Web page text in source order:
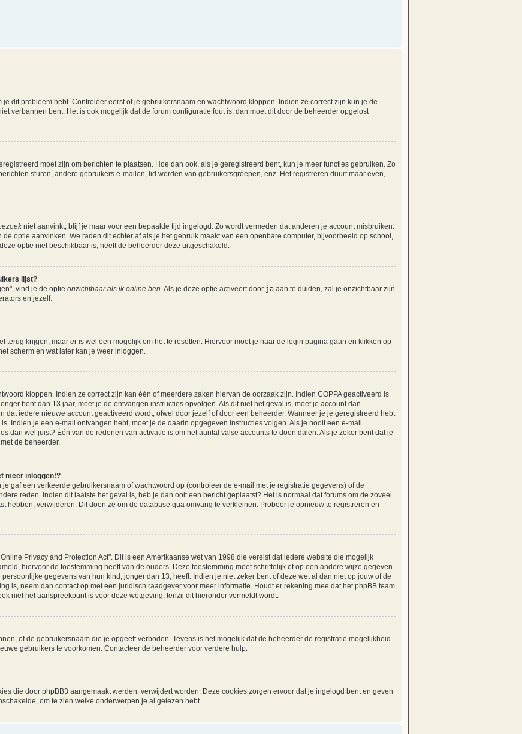
dit probleem hebt. Controleer eerst of je gebruikersnaam en wachtwoord kloppen. Indien ze correct zijn kun je de
verbannen bent. Het is ook mogelijk dat de forum configuratie fout is, dan moet dit door de beheerder opgelost
moet zijn om berichten te plaatsen. Hoe dan ook, als je geregistreerd bent, kun je meer functies gebruiken. Zo
sturen, andere gebruikers e-mailen, lid worden van gebruikersgroepen, enz. Het registreren duurt maar even,
niet aanvinkt, blijf je maar voor een bepaalde tijd ingelogd. Zo wordt vermeden dat anderen je account misbruiken.
optie aanvinken. We raden dit echter af als je het gebruik maakt van een openbare computer, bijvoorbeeld op school,
optie niet beschikbaar is, heeft de beheerder deze uitgeschakeld.
lijst?
vind je de optie onzichtbaar als ik online ben . Als je deze optie activeert door jaaan te duiden, zal je onzichtbaar zijn
en jezelf.
terug krijgen, maar er is wel een mogelijk om het te resetten. Hiervoor moet je naar de login pagina gaan en klikken op
scherm en wat later kan je weer inloggen.
kloppen. Indien ze correct zijn kan één of meerdere zaken hiervan de oorzaak zijn. Indien COPPA geactiveerd is
bent dan 13 jaar, moet je de ontvangen instructies opvolgen. Als dit niet het geval is, moet je account dan
dat iedere nieuwe account geactiveerd wordt, ofwel door jezelf of door een beheerder. Wanneer je je geregistreerd hebt
Indien je een e-mail ontvangen hebt, moet je de daarin opgegeven instructies volgen. Als je nooit een e-mail
dan wel juist? Één van de redenen van activatie is om het aantal valse accounts te doen dalen. Als je zeker bent dat je
de beheerder.
meer inloggen!?
gaf een verkeerde gebruikersnaam of wachtwoord op (controleer de e-mail met je registratie gegevens) of de
reden. Indien dit laatste het geval is, heb je dan ooit een bericht geplaatst? Het is normaal dat forums om de zoveel
hebben, verwijderen. Dit doen ze om de database qua omvang te verkleinen. Probeer je opnieuw te registreren en
Privacy and Protection Act". Dit is een Amerikaanse wet van 1998 die vereist dat iedere website die mogelijk
hiervoor de toestemming heeft van de ouders. Deze toestemming moet schriftelijk of op een andere wijze gegeven
gegevens van hun kind, jonger dan 13, heeft. Indien je niet zeker bent of deze wet al dan niet op jouw of de
is, neem dan contact op met een juridisch raadgever voor meer informatie. Houdt er rekening mee dat het phpBB team
niet het aanspreekpunt is voor deze wetgeving, tenzij dit hieronder vermeldt wordt.
of de gebruikersnaam die je opgeeft verboden. Tevens is het mogelijk dat de beheerder de registratie mogelijkheid
gebruikers te voorkomen. Contacteer de beheerder voor verdere hulp.
die door phpBB3 aangemaakt werden, verwijdert worden. Deze cookies zorgen ervoor dat je ingelogd bent en geven
om te zien welke onderwerpen je al gelezen hebt.